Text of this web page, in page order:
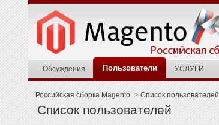
Обсуждения Пользователи УСЛУГИ
Российская сборка Magento > Список пользователей
Список пользователей